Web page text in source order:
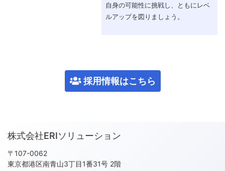
自身の可能性に挑戦し、ともにレベ
ルアップを図りましょう。
採用情報はこちら
株式会社ERIソリューション
〒107-0062
東京都港区南青山3丁目1番31号 2階